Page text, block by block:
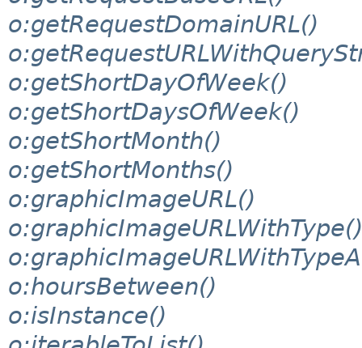
o:getRequestDomainURL()
o:getShortDayOfWeek()
o:getShortDaysOfWeek()
o:getShortMonth()
o:getShortMonths()
o:graphicImageURL()
o:graphicImageURLWithType()
o:hoursBetween()
o:isInstance()